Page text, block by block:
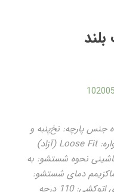
جنس پارچه: نخ‌پنبه و
پلی‌استر نحوه بسته‌شدن: دکمه قواره: Loose Fit (آزاد)
نحوه شستشو: به
دمای شستشو:
30 درجه سانتی‌گراد ماکزیمم دمای اتوکشی: 110 درجه